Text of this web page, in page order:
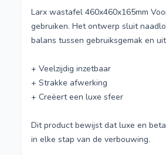
Larx wastafel 460x460x165mm
gebruiken. Het ontwerp sluit
balans tussen gebruiksgemak en
+ Veelzijdig inzetbaar
+ Strakke afwerking
+ Creëert een luxe sfeer
Dit product bewijst dat luxe en
in elke stap van de verbouwing.